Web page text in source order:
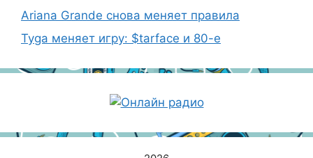
Ariana Grande снова меняет правила
Tyga меняет игру: $tarface и 80-е